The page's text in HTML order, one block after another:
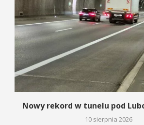
Nowy rekord w tunelu pod
10 sierpnia 2026